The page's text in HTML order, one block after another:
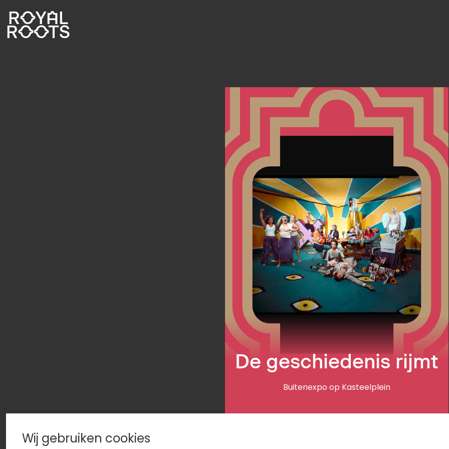
ROYAL
ROOTS
De geschiedenis rijmt
Buitenexpo op Kasteelplein
Wij gebruiken cookies